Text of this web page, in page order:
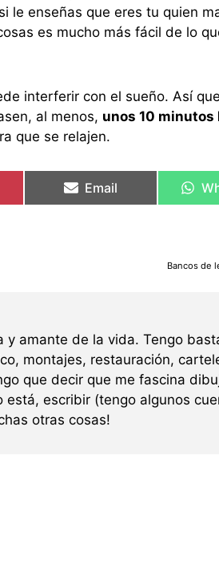
le enseñas que eres tu quien
es mucho más fácil de lo
interferir con el sueño. Así
al menos, unos 10 minutos
que se relajen.
Email
Bancos de
y amante de la vida. Tengo
montajes, restauración,
que decir que me fascina
está, escribir (tengo algunos
otras cosas!